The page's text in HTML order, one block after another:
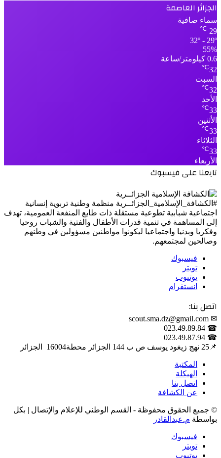
الجزائر العاصمة
سماء صافية
29
℃
32º - 29º
55%
0.6 كيلومتر/ساعة
32
℃
السبت
32
℃
الأحد
33
℃
الأثنين
33
℃
الثلاثاء
33
℃
الأربعاء
تابعنا على فيسبوك
#الكشافة_الإسلامية_الجزائــرية منظمة وطنية تربوية إنسانية
اجتماعية شبابية تطوعية مستقلة ذات طابع المنفعة العمومية، تهدف
إلى المساهمة في تنمية قدرات الأطفال والفتية والشباب روحيا
وفكريا وبدنيا واجتماعيا ليكونوا مواطنين مسؤولين في وطنهم
وصالحين لمجتمعهم.
فيسبوك
تويتر
يوتيوب
انستقرام
اتصل بنا:
✉ scout.sma.dz@gmail.com
☎ 023.49.89.84
☎ 023.49.87.94
📌‎25 نهج زيغود يوسف ص ب 144 الجزائر محطة‎ 16004 الجزائر
المكتبة
الهيكلة
اتصل بنا
عن الكشافة
© جميع الحقوق محفوظة - القسم الوطني للإعلام والإتصال | بكل
بواسطة م.عبدالقادر
فيسبوك
تويتر
يوتيوب